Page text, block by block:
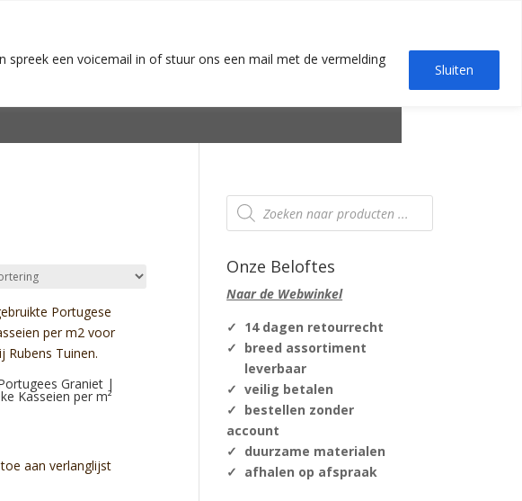
spreek een voicemail in of stuur ons een mail met de vermelding
Sluiten
Boomverzorging Groenvoorziening Over Duurzaamheid
Graniet |
Kasseien per m²
aan verlanglijst
Producten
zoeken
Onze Beloftes
Naar de Webwinkel
✓ 14 dagen retourrecht
✓ breed assortiment
leverbaar
✓ veilig betalen
✓ bestellen zonder
account
✓ duurzame materialen
✓ afhalen op afspraak